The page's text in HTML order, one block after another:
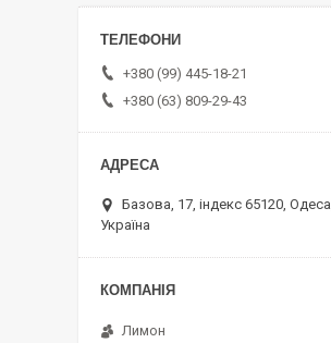
+380 (99) 445-18-21
+380 (63) 809-29-43
Базова, 17, індекс 65120, Одеса,
Україна
Лимон